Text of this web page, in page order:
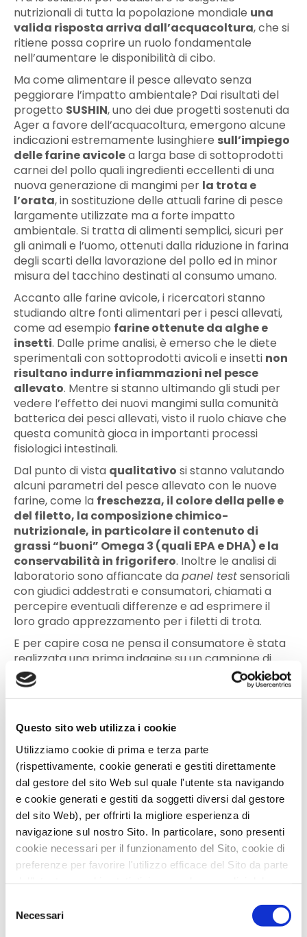
Questo sito web utilizza i cookie
Utilizziamo cookie di prima e terza parte
(rispettivamente, cookie generati e gestiti direttamente
dal gestore del sito Web sul quale l'utente sta navigando
e cookie generati e gestiti da soggetti diversi dal gestore
del sito Web), per offrirti la migliore esperienza di
navigazione sul nostro Sito. In particolare, sono presenti
cookie necessari per il funzionamento del Sito, cookie di
preferenze per favorire l'utilizzo efficace del Sito da parte
categorie di cookie accettare.
Per maggiori informazioni, consulta le nostre pagine
delNecessari
nutrizionali di tutta la popolazione mondiale una
valida risposta arriva dall’acquacoltura, che si
ritiene possa coprire un ruolo fondamentale
nell’aumentare le disponibilità di cibo.
Ma come alimentare il pesce allevato senza
peggiorare l’impatto ambientale? Dai risultati del
progetto SUSHIN, uno dei due progetti sostenuti da
Ager a favore dell’acquacoltura, emergono alcune
indicazioni estremamente lusinghiere sull’impiego
delle farine avicolea larga base di sottoprodotti
carnei del pollo quali ingredienti eccellenti di una
nuova generazione di mangimi per la trota e
l’orata, in sostituzione delle attuali farine di pesce
largamente utilizzate ma a forte impatto
ambientale. Si tratta di alimenti semplici, sicuri per
gli animali e l’uomo, ottenuti dalla riduzione in farina
degli scarti della lavorazione del pollo ed in minor
misura del tacchino destinati al consumo umano.
Accanto alle farine avicole, i ricercatori stanno
studiando altre fonti alimentari per i pesci allevati,
come ad esempio farine ottenute da alghe e
insetti. Dalle prime analisi, è emerso che le diete
sperimentali con sottoprodotti avicoli e insetti non
risultano indurre infiammazioni nel pesce
allevato. Mentre si stanno ultimando gli studi per
vedere l’effetto dei nuovi mangimi sulla comunità
batterica dei pesci allevati, visto il ruolo chiave che
questa comunità gioca in importanti processi
fisiologici intestinali.
Dal punto di vista qualitativo si stanno valutando
alcuni parametri del pesce allevato con le nuove
farine, come la freschezza, il colore della pelle e
del filetto, la composizione chimico-
nutrizionale, in particolare il contenuto di
grassi “buoni” Omega 3 (quali EPA e DHA) e la
conservabilità in frigorifero. Inoltre le analisi di
laboratorio sono affiancate dapanel testsensoriali
con giudici addestrati e consumatori, chiamati a
percepire eventuali differenze e ad esprimere il
loro grado apprezzamento per i filetti di trota.
E per capire cosa ne pensa il consumatore è stata
realizzata una prima indagine su un campione di
“millennials
” italiani, i giovani nati tra gli anni ’80 e il
2000, ritenuti consumatori molto attivi. E’ stata
studiatala loro reattivitànei confronti di pesce
sottoprodotti della lavorazione delle carni
avicole e dagli insetti. Il messaggio per gli
allevamenti che intenderanno fare utilizzo, ad
esempio, di farine di insetti è chiaro: il consumatore
chiede di essere correttamente informato in
merito alle peculiarità che contraddistinguono il
pesce, in particolare sulla eco-sostenibilità. Efficaci
strategie di comunicazione, basate appunto sulla
sostenibilità, permetterebbero quindi di
raggiungere quel segmento di consumatori
costantemente in evoluzione, alla ricerca di un
facile consumo.